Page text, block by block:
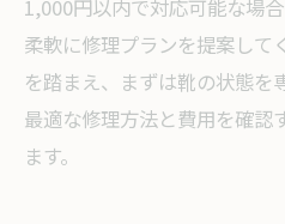
1,000円以内で対応可能な場
柔軟に修理プランを提案して
を踏まえ、まずは靴の状態を
最適な修理方法と費用を確認
ます。